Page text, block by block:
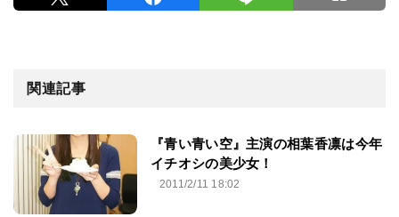
関連記事
『青い青い空』主演の相葉香凛は今年
イチオシの美少女！
2011/2/11 18:02